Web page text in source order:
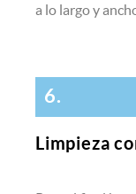
a lo largo y
6.
Limpieza